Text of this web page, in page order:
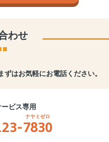
わせ
ずはお気軽にお電話ください。
ビス専用
7830